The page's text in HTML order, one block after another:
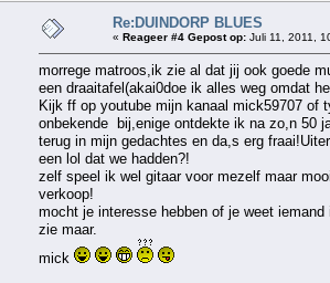
Re:DUINDORP BLUES
« Reageer #4 Gepost op: Juli 11, 2011,
morrege matroos,ik zie al dat jij ook goede
een draaitafel(akai0doe ik alles weg omdat
Kijk ff op youtube mijn kanaal mick59707 of
onbekende bij,enige ontdekte ik na zo,n 50
terug in mijn gedachtes en da,s erg
een lol dat we hadden?!
zelf speel ik wel gitaar voor mezelf maar
verkoop!
mocht je interesse hebben of je weet
zie maar.
mick